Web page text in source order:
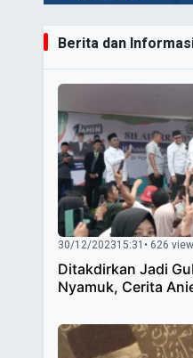
Berita dan
30/12/202315:31 • 626
Ditakdirkan Jadi
Nyamuk, Cerita